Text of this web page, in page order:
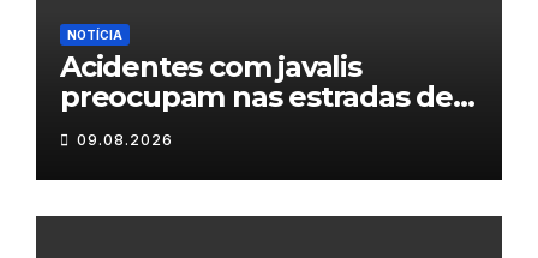
NOTÍCIA
Acidentes com javalis
preocupam nas estradas de
Trás-os-Montes
09.08.2026